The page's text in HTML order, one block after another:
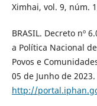
Ximhai, vol. 9, núm.
BRASIL. Decreto nº
a Política Nacional
Povos e
05 de Junho de
http://